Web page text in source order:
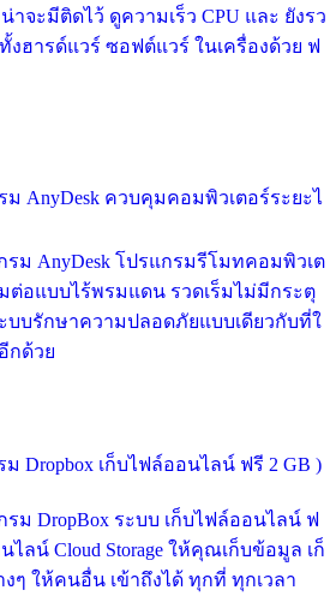
จะมีติดไว้ ดูความเร็ว CPU และ ยังรว
งฮารด์แวร์ ซอฟต์แวร์ ในเครื่องด้วย ฟ
ม AnyDesk ควบคุมคอมพิวเตอร์ระยะไ
ม AnyDesk โปรแกรมรีโมทคอมพิวเต
ต่อแบบไร้พรมแดน รวดเร็มไม่มีกระตุ
บรักษาความปลอดภัยแบบเดียวกับที่ใ
กด้วย
ม Dropbox เก็บไฟล์ออนไลน์ ฟรี 2 GB )
ม DropBox ระบบ เก็บไฟล์ออนไลน์ ฟ
ไลน์ Cloud Storage ให้คุณเก็บข้อมูล เก็
ๆ ให้คนอื่น เข้าถึงได้ ทุกที่ ทุกเวลา